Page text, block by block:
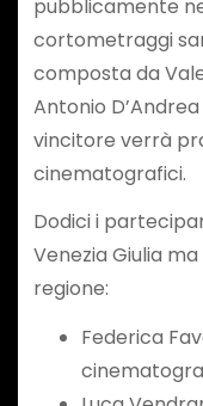
pubblicamente
cortometraggi
composta da
Antonio
vincitore verrà
cinematografici.
Dodici i
Venezia Giulia
regione:
Federica